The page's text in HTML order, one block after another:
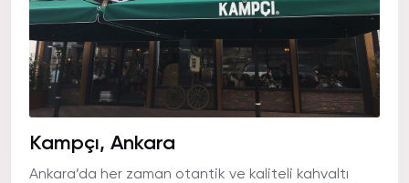
Kampçı, Ankara
Ankara’da her zaman otantik ve kaliteli kahvaltı